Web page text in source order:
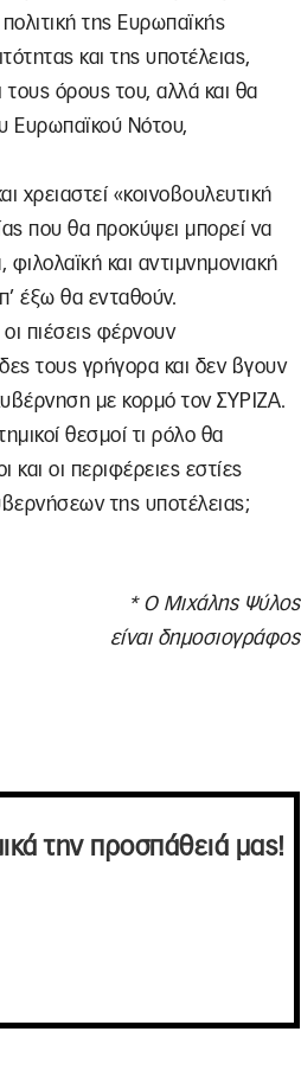
της Ευρωπαϊκής
και της υποτέλειας,
όρους του, αλλά και θα
Ευρωπαϊκού Νότου,
χρειαστεί «κοινοβουλευτική
που θα προκύψει μπορεί να
και αντιμνημονιακή
έξω θα ενταθούν.
πιέσεις φέρνουν
τους γρήγορα και δεν βγουν
με κορμό τον ΣΥΡΙΖΑ.
θεσμοί τι ρόλο θα
οι περιφέρειες εστίες
της υποτέλειας;
* Ο Μιχάλης Ψύλος
είναι δημοσιογράφος
την προσπάθειά μας!